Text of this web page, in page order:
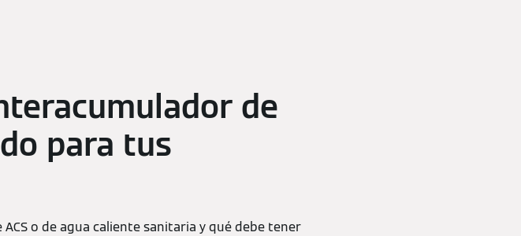
de
para tus
o de agua caliente sanitaria y qué debe tener